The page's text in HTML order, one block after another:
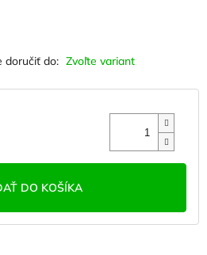
doručiť do: Zvoľte variant
DO KOŠÍKA